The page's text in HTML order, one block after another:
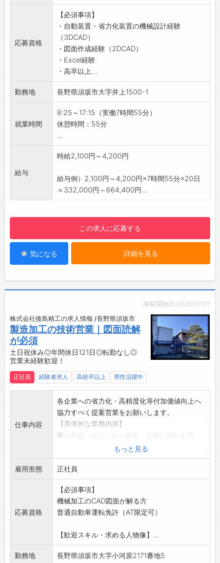
■Excelを使用してデータ作成
【入社後の流れ】
・入館証を作り、勤務する上での注意事項を丁
寧に説明していただけます＾＾
【やりがい】
・自分の手で自動化・省力化装置を設計する達
成感を味わえます！
・作業を通じて、自身のスキルを磨き、より高
度な技術を習得することが可能です◎
・弊社の派遣スタッフも勤務しており、安心し
てお仕事できる環境です！
・制服は上着のみ貸与。下はジーンズやパンツ
・休憩室やロッカーなど完備◎
・キレイな工場です♪
有給休暇は1時間分、2時間分と時間単位でも取
得できます◎
☆----------------------------------------
☆
勤務実績に応じて、給与前払いが可能です◎
簡単申請！簡単受取！日払い即日払い対応！
☆
◆ご不明点はいつでもご相談ください！
即日対応!!フォロー体制もバッチリ
登録はご自宅からお電話で可能です◎
☆
◆職場見学可能！自分が働くイメージができま
す。
みなさまのご応募を心よりお待ちしております
＾＾
応募資格
【必須事項】
・自動装置・省力化装置の機械設計経験
（3DCAD）
・図面作成経験（2DCAD）
・Excel経験
・高卒以上...
勤務地 長野県須坂市大字井上1500-1
就業時間
8:25～17:15（実働7時間55分）
休憩時間：55分
...
給与
時給2,100円～4,200円
給与例）2,100円～4,200円×7時間55分×20日
＝332,000円～664,400円...
この求人に応募する
気になる 詳細を見る
掲載開始日:2026/07/01
株式会社後島精工の求人情報 /長野県須坂市
製造加工の技術営業｜図面読解
が必須
土日祝休み◎年間休日121日◎転勤なし◎
営業未経験歓迎！
正社員 経験者求人 高校卒以上 男性活躍中
仕事内容
各企業への省力化・高精度化等付加価値向上へ
協力すべく提案営業をお願いします。
【具体的な業務内容】
途・構想をヒアリング
■課題に応じた、自社の加工技術をご提案
製造ラインの電子部品の搬送用トレー、省力化
装置、治具製造などの技術を活用したご提案な
ど
＜提案の具体例＞
・マガジンが重く作業者に負担がかかる→形
・製品への異物付着を防ぎたい→トレイ技術の
ご提案（不良品が下がり品質向上）
・組立をお願いしたい→加工～組立まで社内で
もっと見る
雇用形態 正社員
応募資格
【必須事項】
機械加工のCAD図面が解る方
普通自動車運転免許（AT限定可）
【歓迎スキル・求める人物像】...
勤務地 長野県須坂市大字小河原2171番地5